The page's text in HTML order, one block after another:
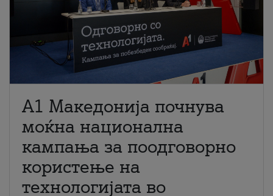
A1 Македонија почнува
моќна национална
кампања за поодговорно
користење на
технологијата во